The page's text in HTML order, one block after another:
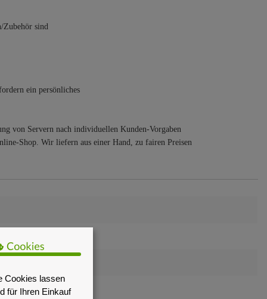
Zubehör sind
ein persönliches
von Servern nach individuellen Kunden-Vorgaben
Shop. Wir liefern aus einer Hand, zu fairen Preisen
Cookies lassen
für Ihren Einkauf